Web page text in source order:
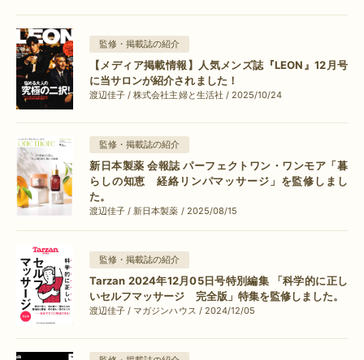
監修・掲載誌の紹介
【メディア掲載情報】人気メンズ誌『LEON』12月号
に当サロンが紹介されました！
渡辺佳子 / 株式会社主婦と生活社 / 2025/10/24
監修・掲載誌の紹介
新日本製薬 会報誌 パーフェクトワン・ワンモア「暮
らしの知恵 経絡リンパマッサージ」を監修しまし
た。
渡辺佳子 / 新日本製薬 / 2025/08/15
監修・掲載誌の紹介
Tarzan 2024年12月05日号特別編集 「科学的に正し
いセルフマッサージ 完全版」特集を監修しました。
渡辺佳子 / マガジンハウス / 2024/12/05